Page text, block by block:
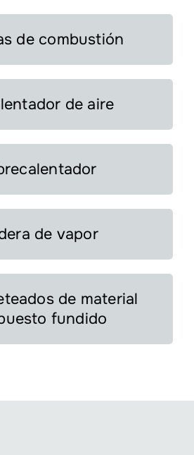
de combustión
de aire
de vapor
de material
fundido